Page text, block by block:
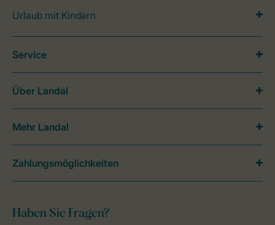
Urlaub mit Kindern
Haben Sie Fragen?
Service
Über Landal
Mehr Landal
Zahlungsmöglichkeiten